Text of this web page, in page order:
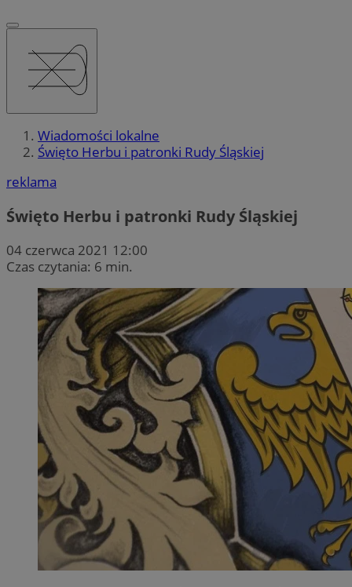
Wiadomości lokalne
Święto Herbu i patronki Rudy Śląskiej
reklama
Święto Herbu i patronki Rudy Śląskiej
04 czerwca 2021 12:00
Czas czytania: 6 min.